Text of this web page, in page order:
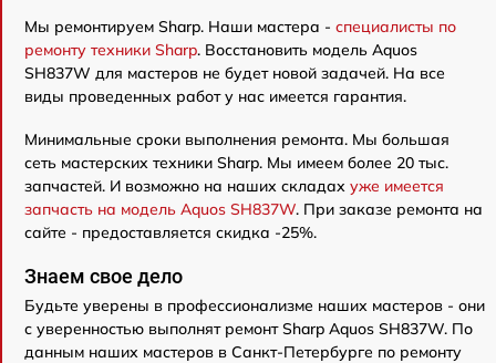
Мы ремонтируем Sharp. Наши мастера - специалисты по
ремонту техники Sharp. Восстановить модель Aquos
SH837W для мастеров не будет новой задачей. На все
виды проведенных работ у нас имеется гарантия.
Минимальные сроки выполнения ремонта. Мы большая
сеть мастерских техники Sharp. Мы имеем более 20 тыс.
запчастей. И возможно на наших складах уже имеется
запчасть на модель Aquos SH837W. При заказе ремонта на
сайте - предоставляется скидка -25%.
Знаем свое дело
Будьте уверены в профессионализме наших мастеров - они
с уверенностью выполнят ремонт Sharp Aquos SH837W. По
данным наших мастеров в Санкт-Петербурге по ремонту